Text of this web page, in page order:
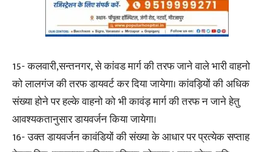
15- कलवारी,सन्तनगर, से कांवड मार्ग की तरफ जाने वाले भारी वाहनो
को लालगंज की तरफ डायवर्ट कर दिया जायेगा। कांवड़ियों की अधिक
संख्या होने पर हल्के वाहनो को भी कावंड़ मार्ग की तरफ न जाने हेतु
आवश्यकतानुसार डायवर्जन किया जायेगा।
16- उक्त डायवर्जन कावंडियों की संख्या के आधार पर प्रत्येक सप्ताह